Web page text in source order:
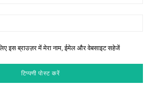
इस ब्राउज़र में मेरा नाम, ईमेल और वेबसाइट सहेजें